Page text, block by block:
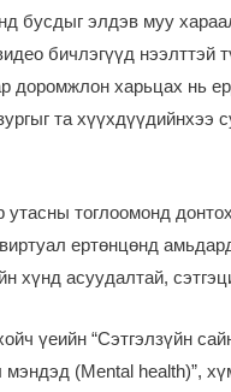
бусдыг элдэв муу
бичлэгүүд нээлттэй
доромжлон харьцах нь
та хүүхдүүдийнхээ
утасны тоглоомонд
ертөнцөнд
хүнд асуудалтай,
үеийн “Сэтгэлзүйн
мэндэд (Mental health)”,